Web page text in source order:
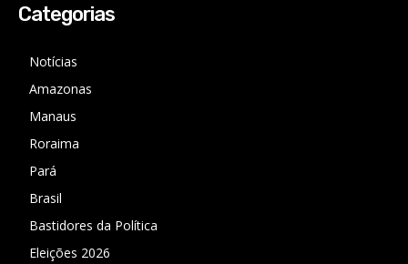
Categorias
Notícias
Amazonas
Manaus
Roraima
Pará
Brasil
Bastidores da Política
Eleições 2026